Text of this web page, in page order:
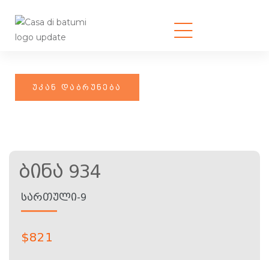
Ბინა 934
ᲡᲐᲠᲗᲣᲚᲘ-9
$821